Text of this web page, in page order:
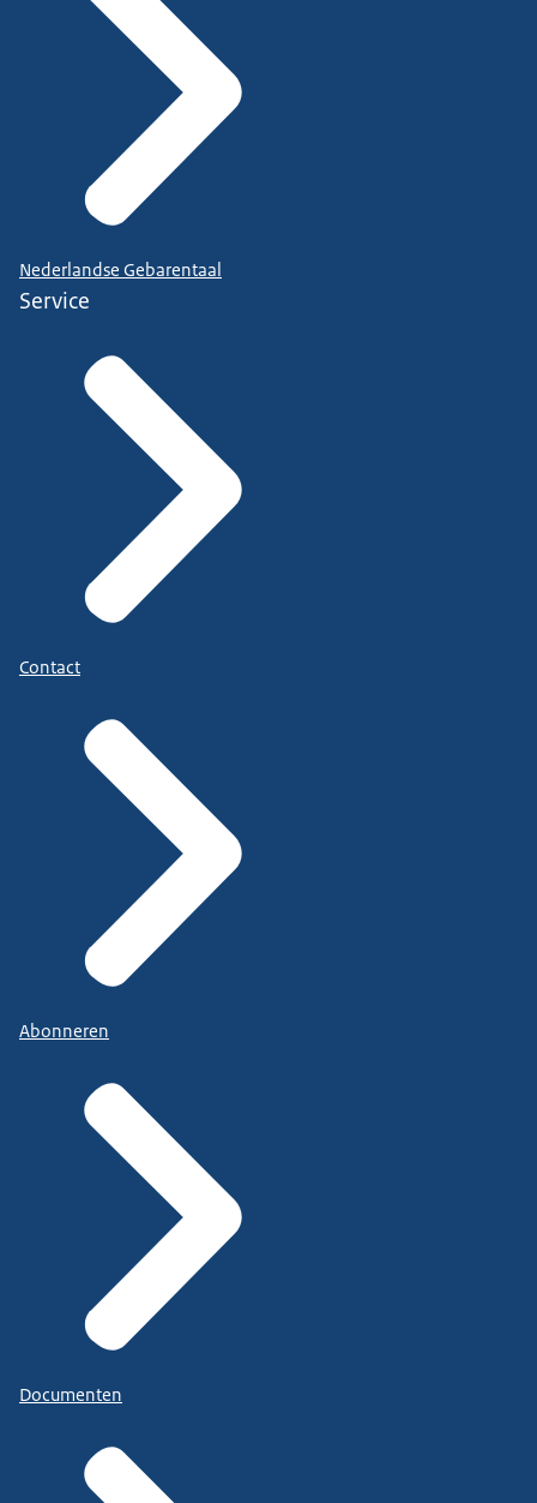
Nederlandse Gebarentaal
Service
Contact
Abonneren
Documenten